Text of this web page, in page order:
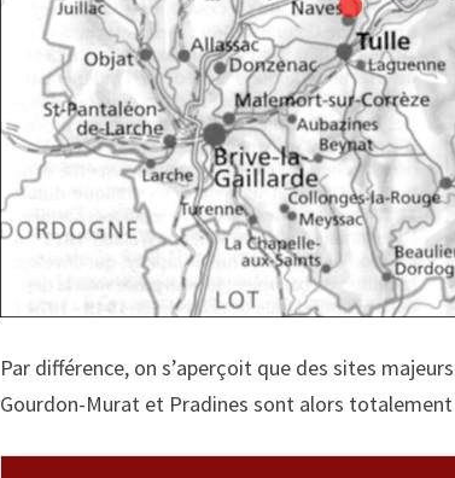
Par différence, on s’aperçoit que des sites
Gourdon-Murat et Pradines sont alors totalement